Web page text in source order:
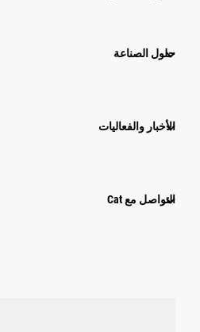
حلول الصناعة
الأخبار والفعاليات
التواصل مع Cat